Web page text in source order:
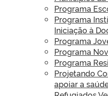
Programa
Programa
Iniciação à
Programa
Programa
Programa
Projetando
apoiar a